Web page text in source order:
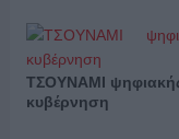
ΤΣΟΥΝΑΜΙ
κυβέρνηση